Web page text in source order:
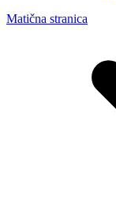
Matična stranica